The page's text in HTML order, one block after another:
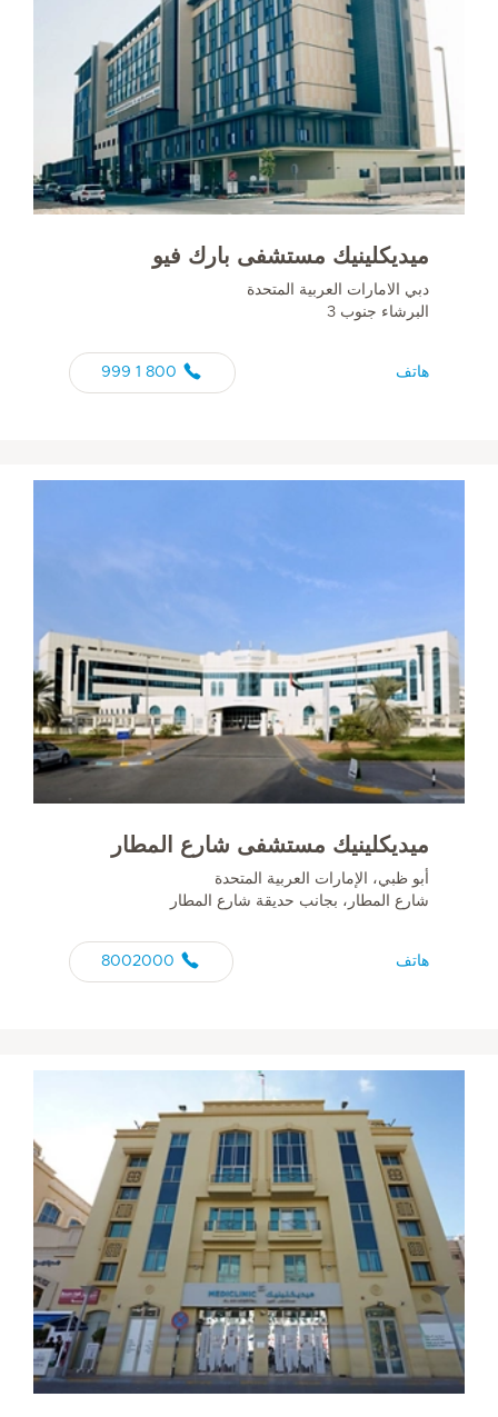
ميديكلينيك مستشفى بارك فيو
دبي الامارات العربية المتحدة
البرشاء جنوب 3
هاتف
ميديكلينيك مستشفى شارع المطار
أبو ظبي، الإمارات العربية المتحدة
شارع المطار، بجانب حديقة شارع المطار
هاتف